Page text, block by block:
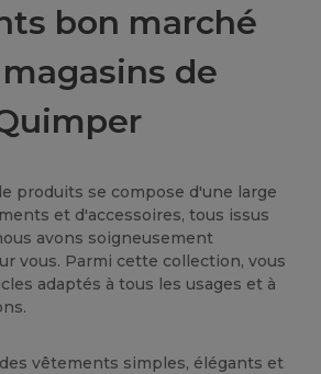
bon marché
de
produits se compose d'une large
et d'accessoires, tous issus
avons soigneusement
vous. Parmi cette collection, vous
adaptés à tous les usages et à
vêtements simples, élégants et